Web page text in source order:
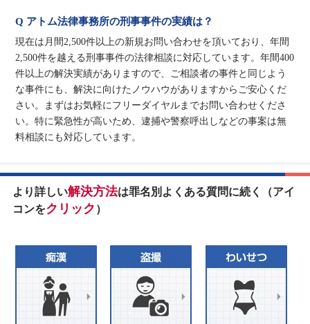
Q アトム法律事務所の刑事事件の実績は？
現在は月間2,500件以上の新規お問い合わせを頂いており、年間
2,500件を越える刑事事件の法律相談に対応しています。年間400
件以上の解決実績がありますので、ご相談者の事件と同じよう
な事件にも、解決に向けたノウハウがありますからご安心くだ
さい。まずはお気軽にフリーダイヤルまでお問い合わせくださ
い。特に緊急性が高いため、逮捕や警察呼出しなどの事案は無
料相談にも対応しています。
より詳しい解決方法は罪名別よくある質問に続く（アイ
コンをクリック ）